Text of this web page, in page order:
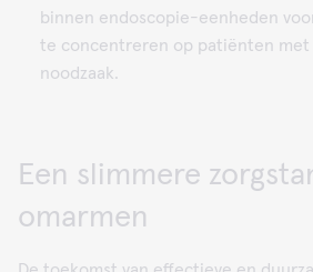
binnen endoscopie-eenheden
te concentreren op patiënten met
noodzaak.
Een slimmere
omarmen